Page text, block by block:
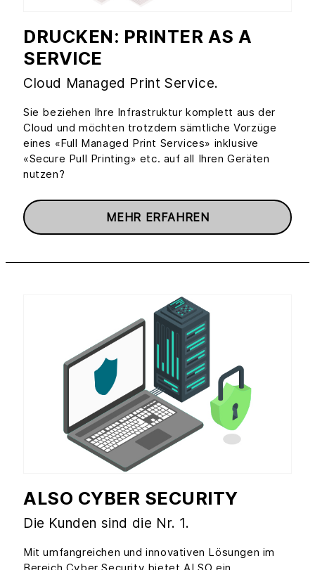
DRUCKEN: PRINTER AS A
SERVICE
Cloud Managed Print Service.
Sie beziehen Ihre Infrastruktur komplett aus der
Cloud und möchten trotzdem sämtliche Vorzüge
eines «Full Managed Print Services» inklusive
«Secure Pull Printing» etc. auf all Ihren Geräten
nutzen?
MEHR ERFAHREN
ALSO CYBER SECURITY
Die Kunden sind die Nr. 1.
Mit umfangreichen und innovativen Lösungen im